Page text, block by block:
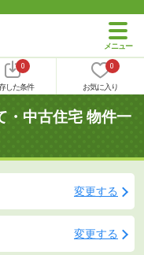
0
した条件
0
お気に入り
・中古住宅 物件一
変更する
変更する